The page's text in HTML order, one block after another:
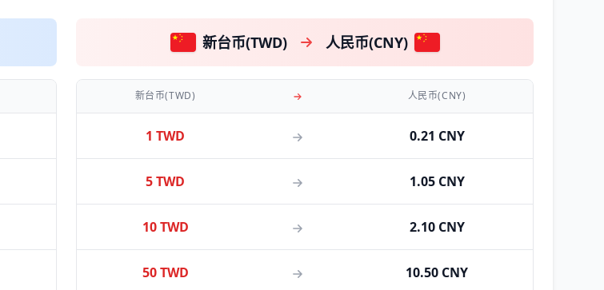
新台币(TWD) 人民币(CNY)
新台币(TWD) 人民币(CNY)
1 TWD 0.21 CNY
5 TWD 1.05 CNY
10 TWD 2.10 CNY
50 TWD 10.50 CNY